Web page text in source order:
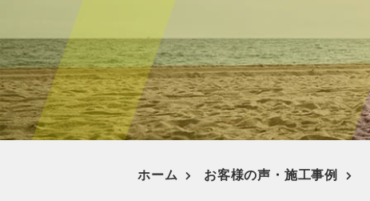
ホーム お客様の声・施工事例